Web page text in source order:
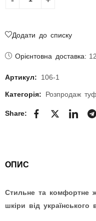
Додати до списку
Орієнтовна доставка:
Артикул: 106-1
Категорія: Розпродаж
Share:
ОПИС
Стильне та комфортне
шкіри від українського